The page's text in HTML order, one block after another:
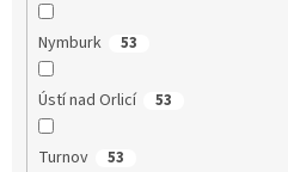
Nymburk 53
Ústí nad Orlicí 53
Turnov 53